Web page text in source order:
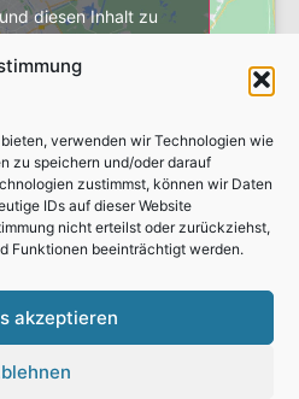
verwenden wir Technologien wie
zu speichern und/oder darauf
zustimmst, können wir Daten
IDs auf dieser Website
nicht erteilst oder zurückziehst,
Funktionen beeinträchtigt werden.
akzeptieren
diesen Inhalt zu
Wartung